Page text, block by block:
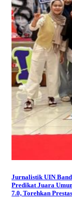
Jurnalistik UIN
Predikat Juara
7.0, Torehkan